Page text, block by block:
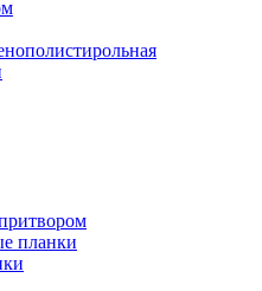
планки